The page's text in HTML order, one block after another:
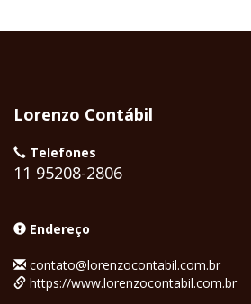
Lorenzo Contábil
Telefones
11 95208-2806
Endereço
contato@lorenzocontabil.com.br
https://www.lorenzocontabil.com.br